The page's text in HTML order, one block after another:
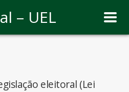
– UEL
eleitoral (Lei